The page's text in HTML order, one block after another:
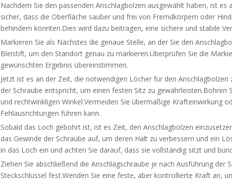
Nachdem Sie den passenden Anschlagbolzen ausgewählt haben, ist
sicher, dass die Oberfläche sauber und frei von Fremdkörpern oder
behindern könnten.Dies wird dazu beitragen, eine sichere und stabile
Markieren Sie als Nächstes die genaue Stelle, an der Sie den
Bleistift, um den Standort genau zu markieren.Überprüfen Sie die
gewünschten Ergebnis übereinstimmen.
Jetzt ist es an der Zeit, die notwendigen Löcher für den
der Schraube entspricht, um einen festen Sitz zu
und rechtwinkligen Winkel.Vermeiden Sie übermäßige Krafteinwirkung
Fehlausrichtungen führen kann.
Sobald das Loch gebohrt ist, ist es Zeit, den Anschlagbolzen
das Gewinde der Schraube auf, um deren Halt zu verbessern und ein
in das Loch ein und achten Sie darauf, dass sie vollständig sitzt und
Ziehen Sie abschließend die Anschlagschraube je nach Ausführung der
Steckschlüssel fest.Wenden Sie eine feste, aber kontrollierte Kraft an,